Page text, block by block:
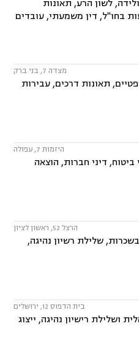
לשון הרע, תאונות
בחו"ל, דין משמעתי, עובדים
מצדה 7, בני ברק
תאונות דרכים, עבירות
היזמות 7, עפולה
ביטוח, דיני חברות, הוצאה
הרצל 52, ראשון לציון
שלילת רשיון נהיגה,
בית הדפוס 12, ירושלים
ושלילת רישיון נהיגה, ייצוג